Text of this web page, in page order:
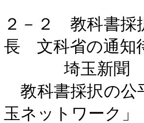
２－２ 教科書採
長 文科省の通知
埼玉新聞
教科書採択の公
玉ネットワーク」